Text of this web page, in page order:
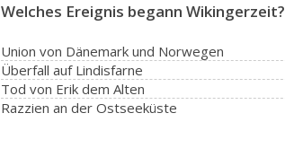
Welches Ereignis begann Wikingerzeit?
Union von Dänemark und Norwegen
Überfall auf Lindisfarne
Tod von Erik dem Alten
Razzien an der Ostseeküste